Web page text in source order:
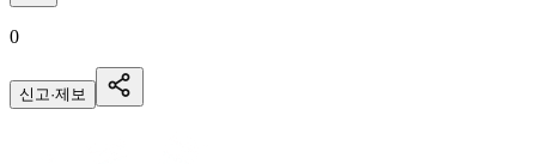
0
신고·제보